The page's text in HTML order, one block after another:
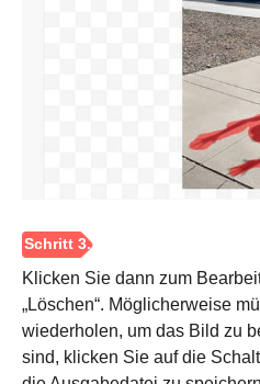
Klicken Sie dann zum
„Löschen“. Möglicherweise
wiederholen, um das Bild zu
sind, klicken Sie auf die